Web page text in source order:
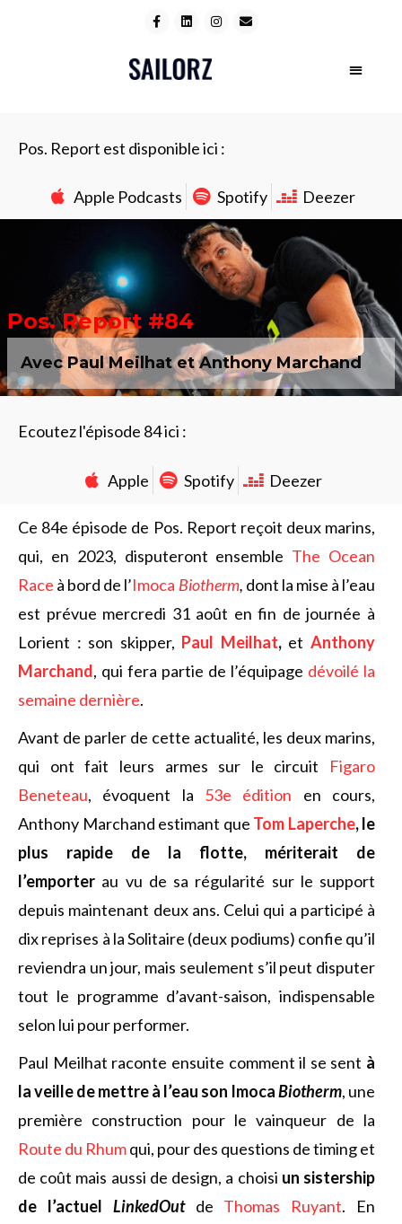
Pos. Report est disponible ici :
Apple Podcasts Spotify Deezer
Pos. Report #84
Avec Paul Meilhat et Anthony Marchand
Ecoutez l'épisode 84 ici :
Apple Spotify Deezer
Ce 84e épisode de Pos. Report reçoit deux marins,
qui, en 2023, disputeront ensemble The Ocean
Race à bord de l’Imoca Biotherm, dont la mise à l’eau
est prévue mercredi 31 août en fin de journée à
Lorient : son skipper, Paul Meilhat, etAnthony
Marchand, qui fera partie de l’équipage dévoilé la
semaine dernière.
Avant de parler de cette actualité, les deux marins,
qui ont fait leurs armes sur le circuit Figaro
Beneteau, évoquent la 53e édition en cours,
Anthony Marchand estimant que Tom Laperche, le
plus rapide de la flotte, mériterait de
l’emporter au vu de sa régularité sur le support
depuis maintenant deux ans. Celui qui a participé à
dix reprises à la Solitaire (deux podiums) confie qu’il
reviendra un jour, mais seulement s’il peut disputer
tout le programme d’avant-saison, indispensable
selon lui pour performer.
Paul Meilhat raconte ensuite comment il se sent à
la veille de mettre à l’eau son ImocaBiotherm, une
première construction pour le vainqueur de la
Route du Rhumqui, pour des questions de timing et
de coût mais aussi de design, a choisi un sistership
de l’actuel LinkedOutde Thomas Ruyant. En